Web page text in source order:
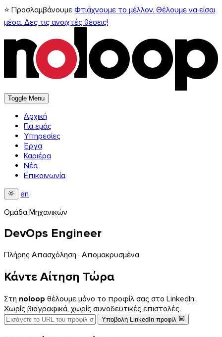
⭐ Προσλαμβάνουμε Φτιάχνουμε το μέλλον. Θέλουμε να είσαι
μέσα. Δες τις ανοιχτές θέσεις!
Toggle Menu
Αρχική
Για εμάς
Υπηρεσίες
Έργα
Καριέρα
Νέα
Επικοινωνία
en
Ομάδα Μηχανικών
DevOps Engineer
Πλήρης Απασχόληση · Απομακρυσμένα
Κάντε Αίτηση Τώρα
Στη noloop θέλουμε μόνο το προφίλ σας στο LinkedIn.
Χωρίς βιογραφικά, χωρίς συνοδευτικές επιστολές.
Υποβολή LinkedIn προφίλ